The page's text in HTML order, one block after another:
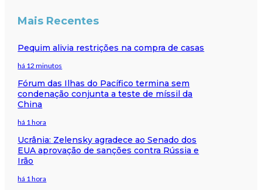
Mais Recentes
Pequim alivia restrições na compra de casas
há 12 minutos
Fórum das Ilhas do Pacífico termina sem
condenação conjunta a teste de míssil da
China
há 1 hora
Ucrânia: Zelensky agradece ao Senado dos
EUA aprovação de sanções contra Rússia e
Irão
há 1 hora